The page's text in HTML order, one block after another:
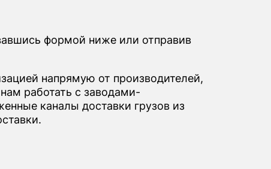
формой ниже или отправив
напрямую от производителей,
работать с заводами-
каналы доставки грузов из